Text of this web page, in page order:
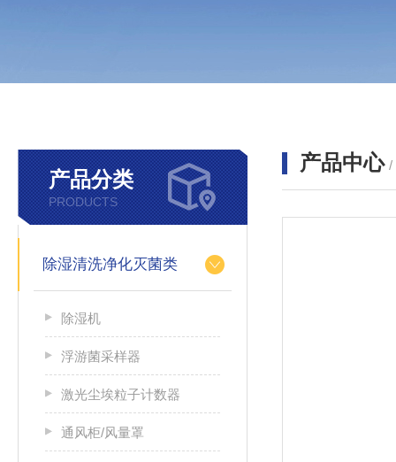
产品分类
PRODUCTS
除湿清洗净化灭菌类
除湿机
浮游菌采样器
激光尘埃粒子计数器
通风柜/风量罩
产品中心 /